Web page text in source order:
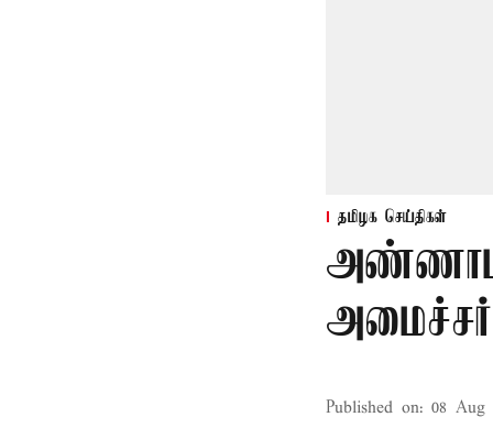
தமிழக செய்திகள்
Published on: 08 Aug